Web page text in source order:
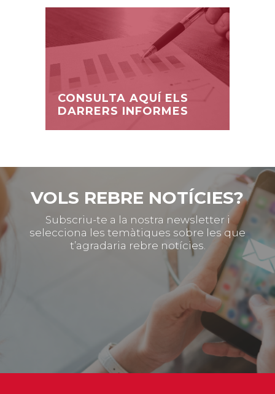
CONSULTA AQUÍ ELS
DARRERS INFORMES
VOLS REBRE NOTÍCIES?
Subscriu-te a la nostra newsletter i
selecciona les temàtiques sobre les que
t’agradaria rebre notícies.